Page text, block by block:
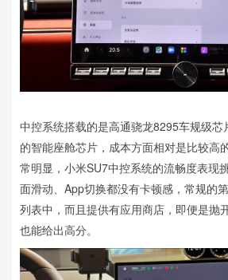
中控系统搭载的是高通骁龙8295车规级芯
的智能座舱芯片，成本方面相对是比较高
常明显，小米SU7中控系统的流畅度表现
面滑动、App切换都没有卡顿感，常规的
列表中，而且提供有应用商店，即便是抛
也能给出高分。